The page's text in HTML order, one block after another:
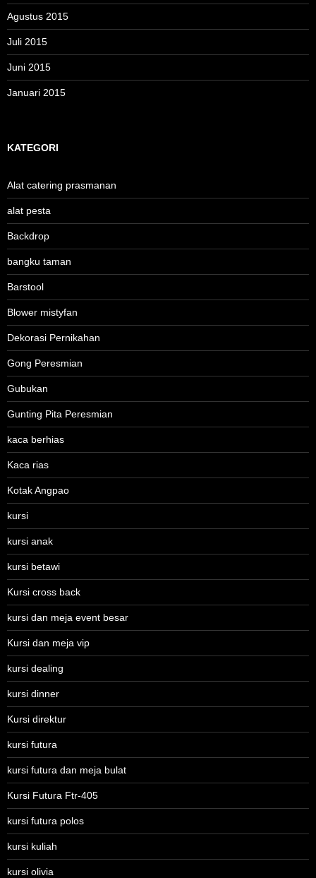
Agustus 2015
Juli 2015
Juni 2015
Januari 2015
KATEGORI
Alat catering prasmanan
alat pesta
Backdrop
bangku taman
Barstool
Blower mistyfan
Dekorasi Pernikahan
Gong Peresmian
Gubukan
Gunting Pita Peresmian
kaca berhias
Kaca rias
Kotak Angpao
kursi
kursi anak
kursi betawi
Kursi cross back
kursi dan meja event besar
Kursi dan meja vip
kursi dealing
kursi dinner
Kursi direktur
kursi futura
kursi futura dan meja bulat
Kursi Futura Ftr-405
kursi futura polos
kursi kuliah
kursi olivia